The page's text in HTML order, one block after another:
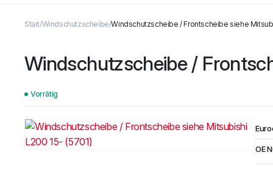
Start Windschutzscheibe Windschutzscheibe / Frontscheibe siehe
Windschutzscheibe /
Vorrätig
OE